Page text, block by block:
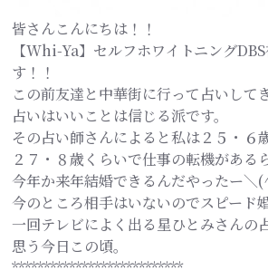
皆さんこんにちは！！
【Whi-Ya】セルフホワイトニング
す！！
この前友達と中華街に行って占いして
占いはいいことは信じる派です。
その占い師さんによると私は２５・６
２７・８歳くらいで仕事の転機がある
今年か来年結婚できるんだやったー＼
今のところ相手はいないのでスピード
一回テレビによく出る星ひとみさんの
思う今日この頃。
***************************